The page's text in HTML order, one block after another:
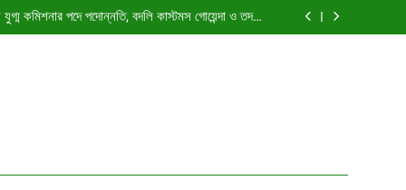
ওঠে?
কমিশনার পদে পদোন্নতি, বদলি কাস্টমস গোয়েন্দা ও তদন্ত
অধিদপ্তরে
চট্টগ্রাম (৪) কর অঞ্চলের অতিরিক্ত সহকারী কর কমিশনার
কমিশনার পদে পদোন্নতি, বদলি কাস্টমস গোয়েন্দা ও তদন্ত
চট্টগ্রাম (৪) কর অঞ্চলের অতিরিক্ত সহকারী কর কমিশনার